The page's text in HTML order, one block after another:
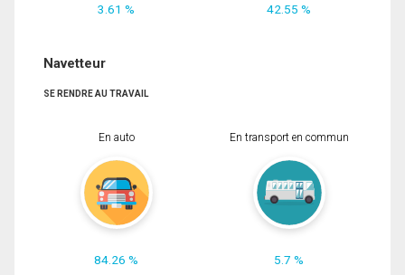
3.61 % 42.55 %
Navetteur
SE RENDRE AU TRAVAIL
En auto
84.26 %
En transport en commun
5.7 %